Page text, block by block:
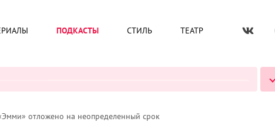
ПОДКАСТЫ СТИЛЬ ТЕАТР
отложено на неопределенный срок